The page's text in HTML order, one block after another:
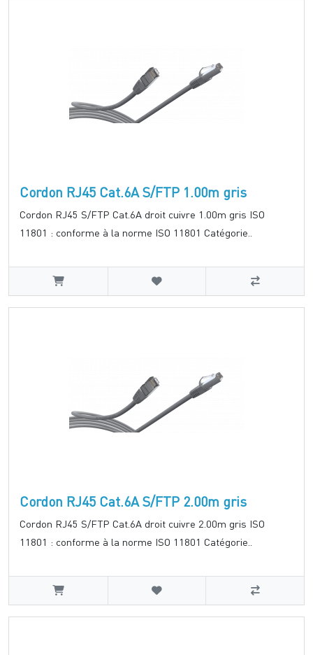
Cordon RJ45 Cat.6A S/FTP 1.00m gris
Cordon RJ45 S/FTP Cat.6A droit cuivre 1.00m gris ISO
11801 : conforme à la norme ISO 11801 Catégorie..
Cordon RJ45 Cat.6A S/FTP 2.00m gris
Cordon RJ45 S/FTP Cat.6A droit cuivre 2.00m gris ISO
11801 : conforme à la norme ISO 11801 Catégorie..